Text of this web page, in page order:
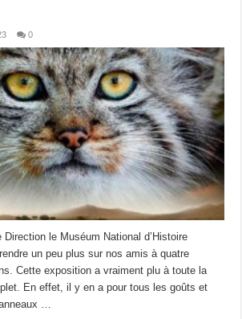
0
le Muséum National d’Histoire
un peu plus sur nos amis à quatre
Cette exposition a vraiment plu à toute la
En effet, il y en a pour tous les goûts et
…